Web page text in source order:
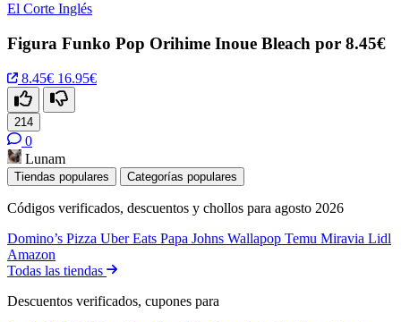
El Corte Inglés
Figura Funko Pop Orihime Inoue Bleach por 8.45€
8.45€ 16.95€
214
0
Lunam
Tiendas populares Categorías populares
Códigos verificados, descuentos y chollos para agosto 2026
Domino’s Pizza Uber Eats Papa Johns Wallapop Temu Miravia Lidl
Amazon
Todas las tiendas
Descuentos verificados, cupones para